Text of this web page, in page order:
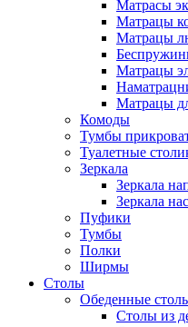
Матрасы
Матрацы
Матрацы
Матрацы
Матрацы
Комоды
Тумбы
Туалетные
Зеркала
Зеркала
Зеркала
Пуфики
Тумбы
Полки
Ширмы
Столы
Обеденные
Столы из